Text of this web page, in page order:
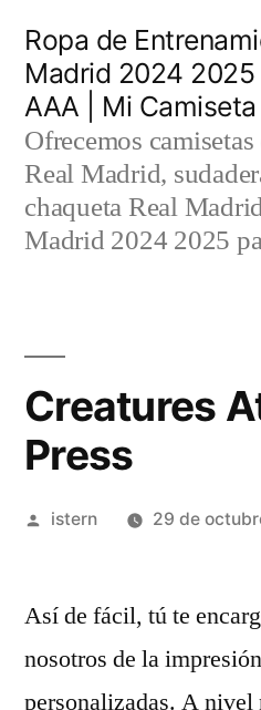
contenido
Ropa de
Madrid 2024
AAA | Mi
Ofrecemos
Real Madrid,
chaqueta Real
Madrid 2024 2025
Creatures
Press
Publicado
istern 29 de
Así de fácil, tú te
nosotros de la
personalizadas. A nivel